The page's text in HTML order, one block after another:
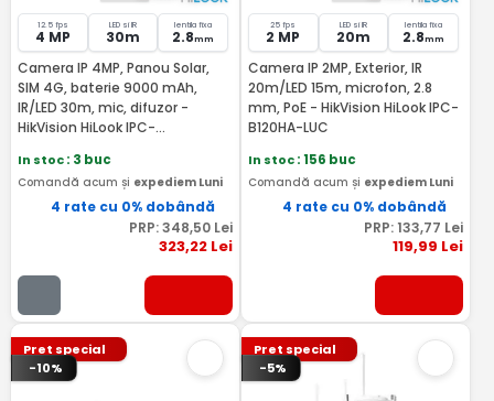
12.5 fps
4 MP
LED si IR
30m
lentila fixa
2.8mm
Camera IP 4MP, Panou Solar,
SIM 4G, baterie 9000 mAh,
IR/LED 30m, mic, difuzor -
HikVision HiLook IPC-
In stoc: 3 buc
Comandă acum și expediem Luni
4 rate cu 0% dobândă
PRP:348,50Lei
323,22Lei
25 fps
2 MP
LED si IR
20m
lentila fixa
2.8mm
Camera IP 2MP, Exterior, IR
20m/LED 15m, microfon, 2.8
mm, PoE - HikVision HiLook IPC-
B120HA-LUC
In stoc: 156 buc
Comandă acum și expediem Luni
4 rate cu 0% dobândă
PRP: 133,77 Lei
119,99 Lei
Pret special
-10%
Pret special
-5%